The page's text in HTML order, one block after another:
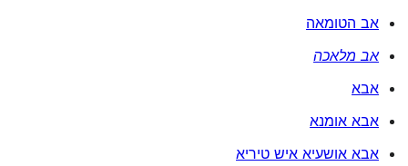
אב הטומאה
אב מלאכה
אבא
אבא אומנא
אבא אושעיא איש טיריא